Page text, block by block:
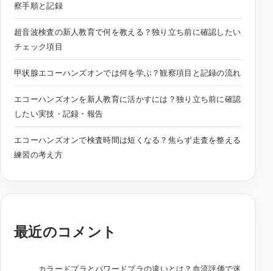
察手順と記録
超音波検査の新人教育で何を教える？独り立ち前に確認したい
チェック項目
甲状腺エコーハンズオンでは何を学ぶ？観察項目と記録の流れ
エコーハンズオンを新人教育に活かすには？独り立ち前に確認
したい実技・記録・報告
エコーハンズオンで検査時間は短くなる？焦らず走査を整える
練習の考え方
最近のコメント
カラードプラとパワードプラの違いとは？血流評価で迷